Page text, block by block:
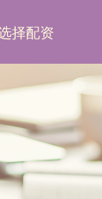
择配资